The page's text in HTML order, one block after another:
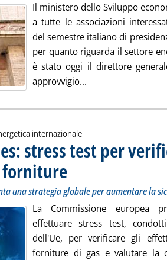
Il ministero dello Sviluppo
a tutte le associazioni
del semestre italiano di
per quanto riguarda il settore
è stato oggi il direttore
approvvigio... Leggi tutta la
internazionale
stress test per
forniture . Sottotitolo: La Commissione
. Pubblicata mercoledì 28 maggio
una strategia globale per aumentare la
La Commissione europea
effettuare stress test,
dell'Ue, per verificare gli
forniture di gas e valutare la